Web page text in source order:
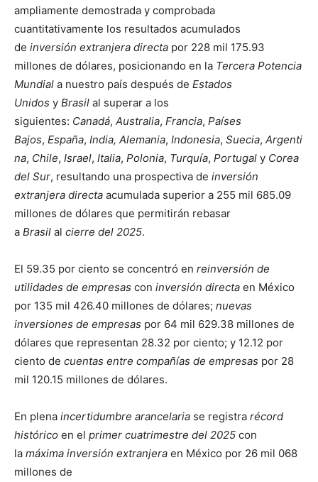
ampliamente demostrada y comprobada
cuantitativamente los resultados acumulados
de inversión extranjera directa por 228 mil 175.93
millones de dólares, posicionando en la Tercera Potencia
Mundial a nuestro país después de Estados
Unidos y Brasil al superar a los
siguientes: Canadá, Australia, Francia, Países
Bajos, España, India, Alemania, Indonesia, Suecia, Argenti
na, Chile, Israel, Italia, Polonia, Turquía, Portugal y Corea
del Sur, resultando una prospectiva de inversión
extranjera directa acumulada superior a 255 mil 685.09
millones de dólares que permitirán rebasar
a Brasil al cierre del 2025.
El 59.35 por ciento se concentró en reinversión de
utilidades de empresas con inversión directa en México
por 135 mil 426.40 millones de dólares; nuevas
inversiones de empresas por 64 mil 629.38 millones de
dólares que representan 28.32 por ciento; y 12.12 por
ciento de cuentas entre compañías de empresas por 28
mil 120.15 millones de dólares.
En plena incertidumbre arancelaria se registra récord
histórico en el primer cuatrimestre del 2025 con
la máxima inversión extranjera en México por 26 mil 068
millones de